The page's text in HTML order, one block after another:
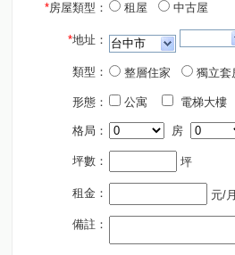
*房屋類型： 租屋 中古屋
*地址：
類型： 整層住家 獨立套
形態： 公寓 電梯大樓
格局： 房
坪數： 坪
租金： 元/月
備註：